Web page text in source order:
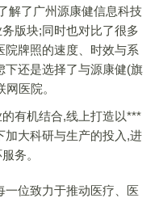
解了广州源康健信息科技
版块;同时也对比了很多
院牌照的速度、时效与系
下还是选择了与源康健(旗
医院。
有机结合,线上打造以***
加大科研与生产的投入,进
务。
位致力于推动医疗、医